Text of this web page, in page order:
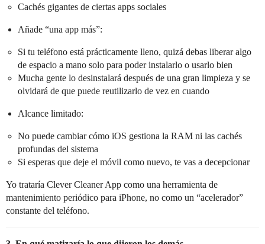
Cachés gigantes de ciertas apps sociales
Añade “una app más”:
Si tu teléfono está prácticamente lleno, quizá debas liberar algo
de espacio a mano solo para poder instalarlo o usarlo bien
Mucha gente lo desinstalará después de una gran limpieza y se
olvidará de que puede reutilizarlo de vez en cuando
Alcance limitado:
No puede cambiar cómo iOS gestiona la RAM ni las cachés
profundas del sistema
Si esperas que deje el móvil como nuevo, te vas a decepcionar
Yo trataría Clever Cleaner App como una herramienta de
mantenimiento periódico para iPhone, no como un “acelerador”
constante del teléfono.